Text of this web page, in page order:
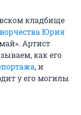
кладбище
Юрия
Артист
как его
, и
у его могилы